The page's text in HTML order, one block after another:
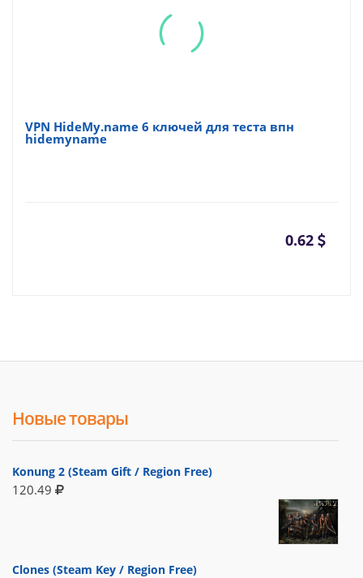
VPN HideMy.name 6 ключей для теста впн
hidemyname
0.62
Новые товары
Konung 2 (Steam Gift / Region Free)
120.49
Clones (Steam Key / Region Free)